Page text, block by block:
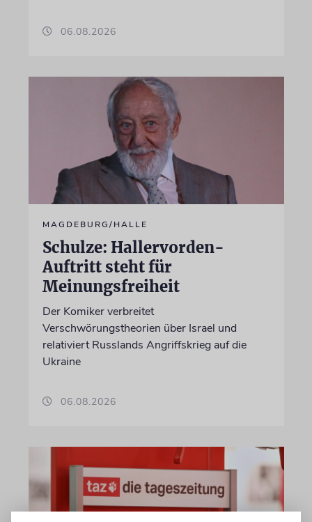
06.08.2026
MAGDEBURG/HALLE
Schulze: Hallervorden-
Auftritt steht für
Meinungsfreiheit
Der Komiker verbreitet
Verschwörungstheorien über Israel und
relativiert Russlands Angriffskrieg auf die
Ukraine
06.08.2026